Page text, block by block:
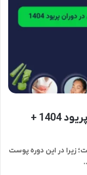
بهترین روتین پوستی در دوران پریود 1404 +
زیرا در این دوره پوست